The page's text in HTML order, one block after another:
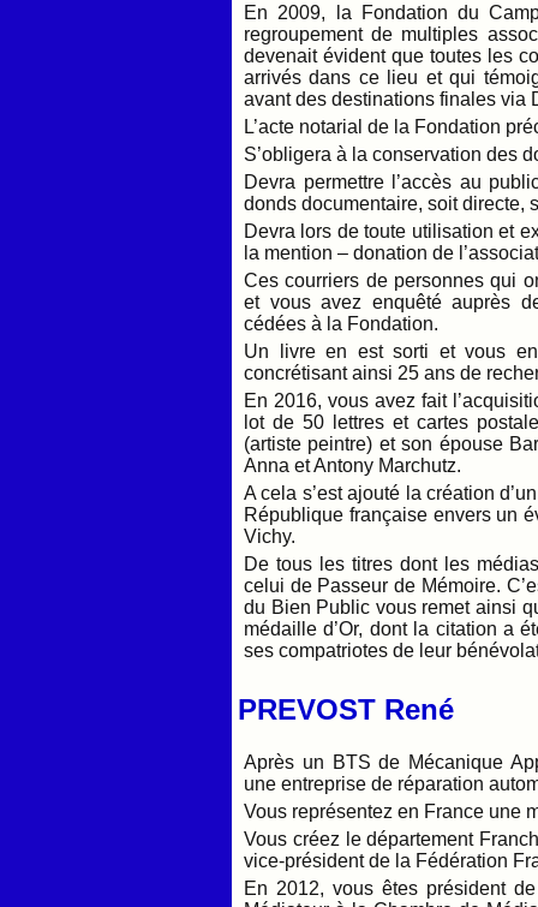
En 2009, la Fondation du
regroupement de multiples
devenait évident que toutes les
arrivés dans ce lieu et qui
avant des destinations finales via
L’acte notarial de la Fondation
S’obligera à la conservation des
Devra permettre l’accès au
donds documentaire, soit directe,
Devra lors de toute utilisation et
la mention – donation de
Ces courriers de personnes qui
et vous avez enquêté auprès
cédées à la Fondation.
Un livre en est sorti et vous
concrétisant ainsi 25 ans de
En 2016, vous avez fait
lot de 50 lettres et cartes
(artiste peintre) et son épouse
Anna et Antony Marchutz.
A cela s’est ajouté la création
République française envers un
Vichy.
De tous les titres dont les
celui de Passeur de Mémoire.
du Bien Public vous remet ainsi
médaille d’Or, dont la citation a
ses compatriotes de leur
PREVOST René
Après un BTS de Mécanique
une entreprise de réparation
Vous représentez en France une
Vous créez le département
vice-président de la Fédération
En 2012, vous êtes président